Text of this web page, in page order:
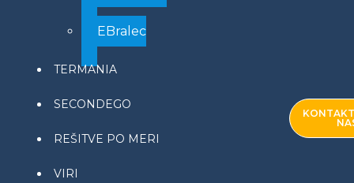
EBralec
TERMANIA
SECONDEGO
REŠITVE PO MERI
VIRI